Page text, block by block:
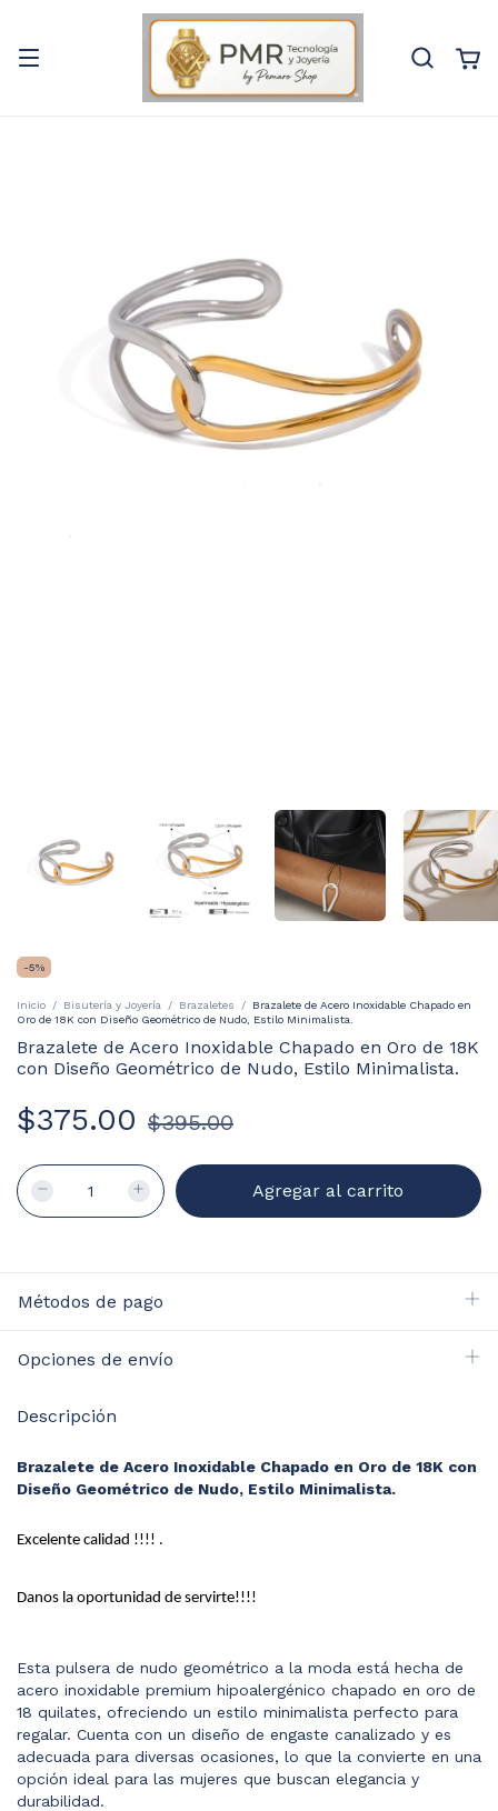
-5%
Inicio / Bisutería y Joyería / Brazaletes /
Brazalete de Acero Inoxidable Chapado en
Oro de 18K con Diseño Geométrico de Nudo, Estilo Minimalista.
Brazalete de Acero Inoxidable Chapado en Oro de 18K
con Diseño Geométrico de Nudo, Estilo Minimalista.
$375.00 $395.00
Métodos de pago
Opciones de envío
Descripción
Brazalete de Acero Inoxidable Chapado en Oro de 18K con
Diseño Geométrico de Nudo, Estilo Minimalista.
Excelente calidad !!!! .
Danos la oportunidad de servirte!!!!
Esta pulsera de nudo geométrico a la moda está hecha de
acero inoxidable premium hipoalergénico chapado en oro de
18 quilates, ofreciendo un estilo minimalista perfecto para
regalar. Cuenta con un diseño de engaste canalizado y es
adecuada para diversas ocasiones, lo que la convierte en una
opción ideal para las mujeres que buscan elegancia y
durabilidad.